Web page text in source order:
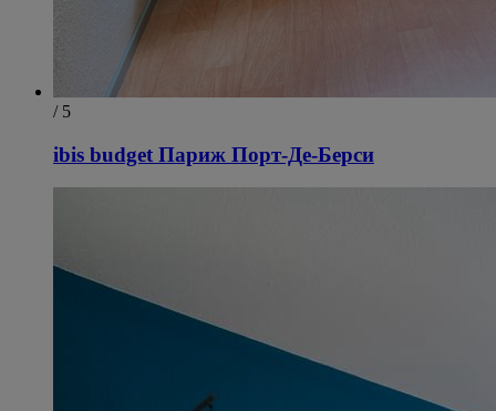
/ 5
ibis budget Париж Порт-Де-Берси